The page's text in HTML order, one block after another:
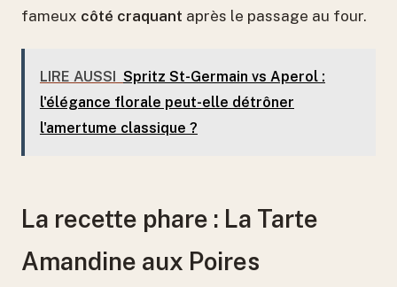
fameux côté craquant après le passage au four.
LIRE AUSSI Spritz St-Germain vs Aperol :
l'élégance florale peut-elle détrôner
l'amertume classique ?
La recette phare : La Tarte
Amandine aux Poires